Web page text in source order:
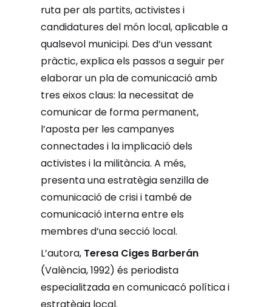
ruta per als partits, activistes i
candidatures del món local, aplicable a
qualsevol municipi. Des d’un vessant
pràctic, explica els passos a seguir per
elaborar un pla de comunicació amb
tres eixos claus: la necessitat de
comunicar de forma permanent,
l’aposta per les campanyes
connectades i la implicació dels
activistes i la militància. A més,
presenta una estratègia senzilla de
comunicació de crisi i també de
comunicació interna entre els
membres d’una secció local.
L’autora, Teresa Ciges Barberán
(València, 1992) és periodista
especialitzada en comunicacó política i